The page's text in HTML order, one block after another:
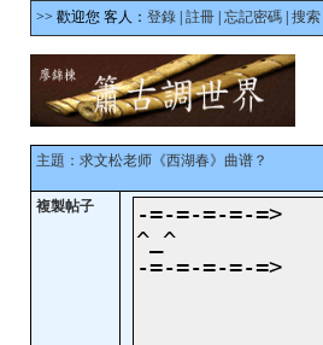
>> 歡迎您 客人： 登錄| 註冊| 忘記密碼| 搜索|
主題：求文松老师《西湖春》曲谱？
複製帖子